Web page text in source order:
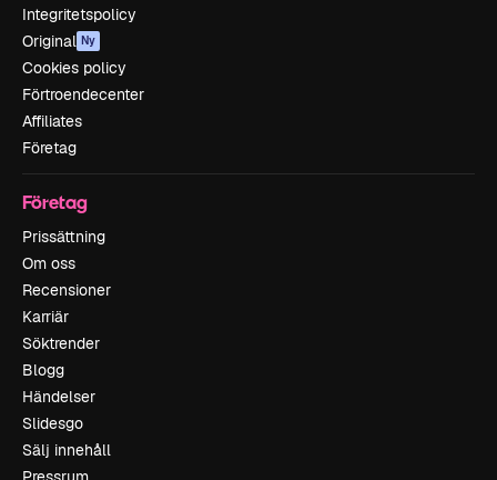
Integritetspolicy
Original Ny
Cookies policy
Förtroendecenter
Affiliates
Företag
Företag
Prissättning
Om oss
Recensioner
Karriär
Söktrender
Blogg
Händelser
Slidesgo
Sälj innehåll